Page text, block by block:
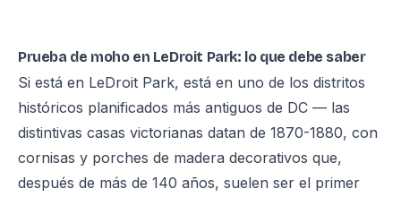
Prueba de moho en LeDroit Park: lo que debe saber
Si está en LeDroit Park, está en uno de los distritos
históricos planificados más antiguos de DC — las
distintivas casas victorianas datan de 1870-1880, con
cornisas y porches de madera decorativos que,
después de más de 140 años, suelen ser el primer